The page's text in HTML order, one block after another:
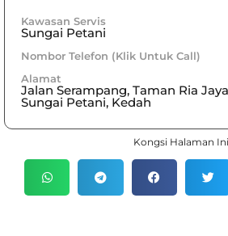
Kawasan Servis
Sungai Petani
Nombor Telefon (Klik Untuk Call)
Alamat
Jalan Serampang, Taman Ria
Sungai Petani, Kedah
Kongsi Halaman Ini